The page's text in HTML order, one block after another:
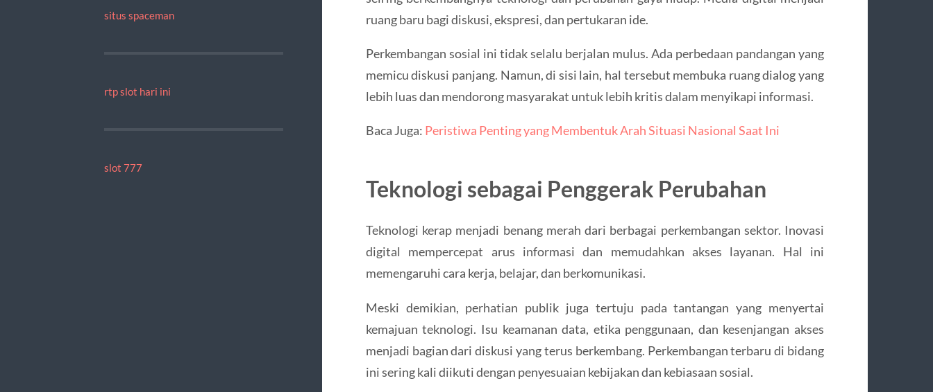
situs spaceman
rtp slot hari ini
slot 777
ruang baru bagi diskusi, ekspresi, dan pertukaran ide.
Perkembangan sosial ini tidak selalu berjalan mulus. Ada perbedaan pandangan yang
memicu diskusi panjang. Namun, di sisi lain, hal tersebut membuka ruang dialog yang
lebih luas dan mendorong masyarakat untuk lebih kritis dalam menyikapi informasi.
Baca Juga: Peristiwa Penting yang Membentuk Arah Situasi Nasional Saat Ini
Teknologi sebagai Penggerak Perubahan
Teknologi kerap menjadi benang merah dari berbagai perkembangan sektor. Inovasi
digital mempercepat arus informasi dan memudahkan akses layanan. Hal ini
memengaruhi cara kerja, belajar, dan berkomunikasi.
Meski demikian, perhatian publik juga tertuju pada tantangan yang menyertai
kemajuan teknologi. Isu keamanan data, etika penggunaan, dan kesenjangan akses
menjadi bagian dari diskusi yang terus berkembang. Perkembangan terbaru di bidang
ini sering kali diikuti dengan penyesuaian kebijakan dan kebiasaan sosial.